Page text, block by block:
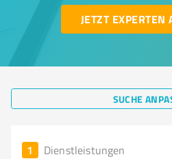
JETZT EXPERTEN
SUCHE
1 Dienstleistungen